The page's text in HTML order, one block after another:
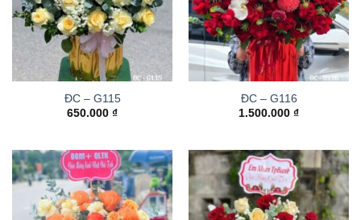
ĐC – G115
650.000 ₫
ĐC – G116
1.500.000 ₫